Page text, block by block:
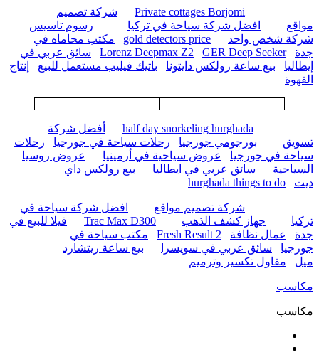
Private cottages Borjomi
شركة تصميم
مواقع
افضل شركة سياحة في تركيا
رسوم تاسيس
شركة شخص واحد
gold detectors price
مكتب محاماه في
جدة
Lorenz Deepmax Z2 GER Deep Seeker
سائق عربي في
إيطاليا
بيع ساعة رولكس دايتونا باتيك فيليب مستعمل للبيع
إنتاج
القهوة
half day snorkeling hurghada
أفضل شركة
تسويق
بورجومي جورجيا رحلات سياحة في جورجيا
رحلات
سياحة في جورجيا
عروض سياحية في أرمينيا
عروض روسيا
السياحية
سائق عربي في ايطاليا
بيع رولكس داي
ديت
hurghada things to do
شركة تصميم مواقع
افضل شركة سياحة في
تركيا
جهاز كشف الذهب Trac Max D300
فيلا للبيع في
جدة
عمال نظافة Fresh Result 2
مكتب سياحة في
جورجيا
سائق عربي في سويسرا
بيع ساعة ريتشارد
ميل
مقاول تكسير وترميم
مكاسب
مكاسب